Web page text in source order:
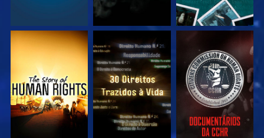
VEJA VEJA VEJA